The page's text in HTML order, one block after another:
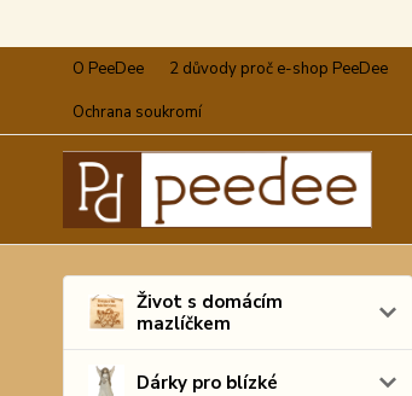
O PeeDee 2 důvody proč e-shop PeeDee
Ochrana soukromí
Život s domácím
mazlíčkem
Dárky pro blízké